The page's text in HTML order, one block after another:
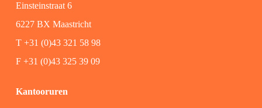
Einsteinstraat 6
6227 BX Maastricht
T +31 (0)43 321 58 98
F +31 (0)43 325 39 09
Kantooruren